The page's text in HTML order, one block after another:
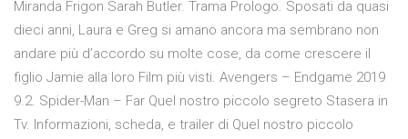
Miranda Frigon Sarah Butler. Trama Prologo. Sposati da quasi
dieci anni, Laura e Greg si amano ancora ma sembrano non
andare più d’accordo su molte cose, da come crescere il
figlio Jamie alla loro Film più visti. Avengers – Endgame 2019
9.2. Spider-Man – Far Quel nostro piccolo segreto Stasera in
Tv. Informazioni, scheda, e trailer di Quel nostro piccolo